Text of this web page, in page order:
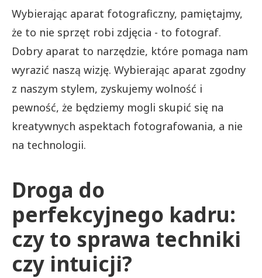
Wybierając aparat fotograficzny, pamiętajmy,
że to nie sprzęt robi zdjęcia - to fotograf.
Dobry aparat to narzędzie, które pomaga nam
wyrazić naszą wizję. Wybierając aparat zgodny
z naszym stylem, zyskujemy wolność i
pewność, że będziemy mogli skupić się na
kreatywnych aspektach fotografowania, a nie
na technologii.
Droga do
perfekcyjnego kadru:
czy to sprawa techniki
czy intuicji?